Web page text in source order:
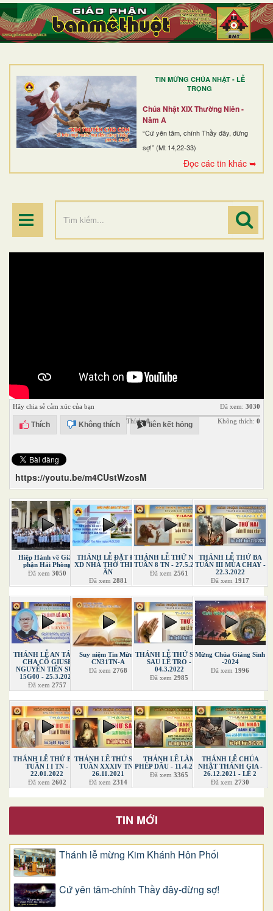
TIN MỪNG CHÚA NHẬT - LỄ
TRỌNG
Chúa Nhật XIX Thường Niên -
Năm A
“Cứ yên tâm, chính Thầy đây, đừng
sợ!” (Mt 14,22-33)
Đọc các tin khác ➥
TRANG NHẤT
GIỚI THIỆU
DÒNG TU
BAN MỤC VỤ
ĐOÀN THỂ CG
Hãy chia sẻ cảm xúc của bạn
Thích Không thích liên kết hỏng
Đã xem: 3030
Thích:0 Không thích: 0
https://youtu.be/m4CUstWzosM
Hiệp Hành về Giáo
phận Hải Phòng
Đã xem 3050
THÁNH LỄ ĐẶT ĐÁ
XD NHÀ THỜ THIÊN
ÂN
Đã xem 2881
THÁNH LỄ THỨ NĂM
TUẦN 8 TN - 27.5.2021
Đã xem2561
THÁNH LỄ THỨ BA
TUẦN III MÙA CHAY -
22.3.2022
Đã xem 1917
THÁNH LỄ AN TÁNG
CHA CỐ GIUSE
NGUYỄN TIẾN SỰ -
15G00 - 25.3.2022
Đã xem 2757
Suy niệm Tin Mừng
CN31TN-A
Đã xem 2768
THÁNH LỄ THỨ SÁU
SAU LỄ TRO -
04.3.2022
Đã xem2985
Mừng Chúa Giáng Sinh
-2024
Đã xem 1996
THÁNH LỄ THỨ BẢY
TUẦN I I TN -
22.01.2022
Đã xem 2602
THÁNH LỄ THỨ SÁU
TUẦN XXXIV TN -
26.11.2021
Đã xem 2314
THÁNH LỄ LÀM
PHÉP DẦU - 11.4.2022
Đã xem3365
THÁNH LỄ CHÚA
NHẬT THÁNH GIA -
26.12.2021 - LỄ 2
Đã xem2730
TIN MỚI
Thánh lễ mừng Kim Khánh Hôn Phối
Cứ yên tâm-chính Thầy đây-đừng sợ!